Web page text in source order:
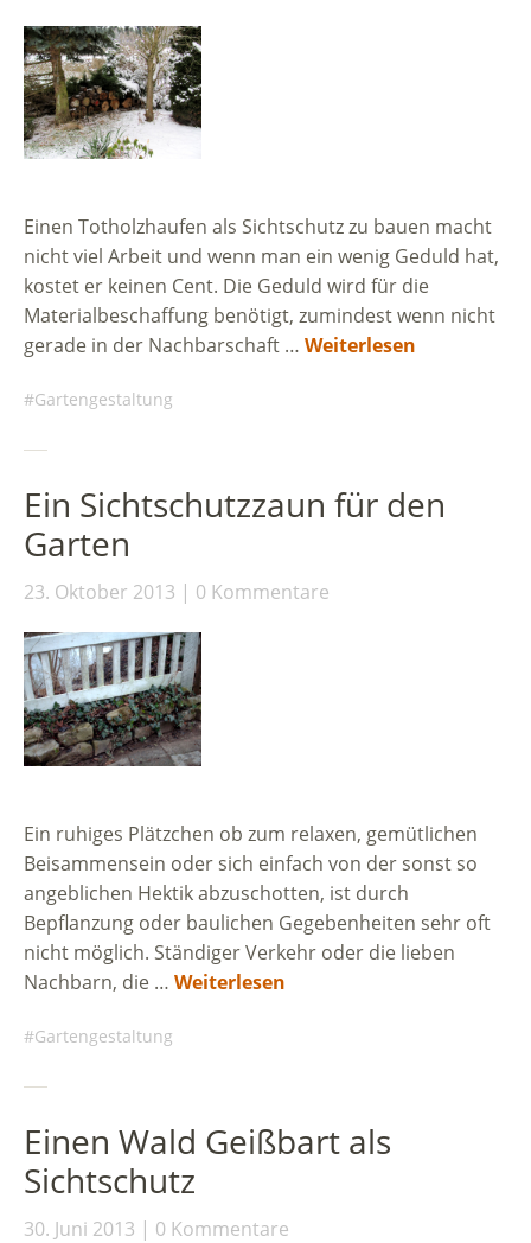
Einen Totholzhaufen als Sichtschutz zu bauen macht
nicht viel Arbeit und wenn man ein wenig Geduld hat,
kostet er keinen Cent. Die Geduld wird für die
Materialbeschaffung benötigt, zumindest wenn nicht
gerade in der Nachbarschaft … Weiterlesen
Gartengestaltung
Ein Sichtschutzzaun für den
Garten
23. Oktober 2013 0 Kommentare
Ein ruhiges Plätzchen ob zum relaxen, gemütlichen
Beisammensein oder sich einfach von der sonst so
angeblichen Hektik abzuschotten, ist durch
Bepflanzung oder baulichen Gegebenheiten sehr oft
nicht möglich. Ständiger Verkehr oder die lieben
Nachbarn, die … Weiterlesen
Gartengestaltung
Einen Wald Geißbart als
Sichtschutz
30. Juni 2013 0 Kommentare